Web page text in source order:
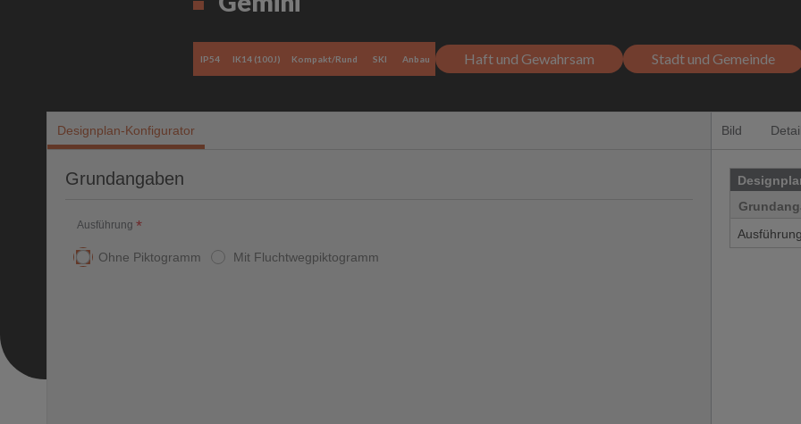
IP54 IK14 (100J) Kompakt/Rund SKI Anbau Haft und Gewahrsam Stadt und Gemeinde